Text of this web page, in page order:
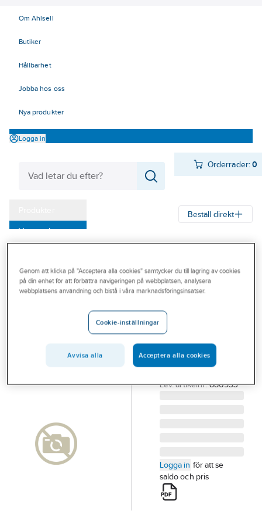
Om Ahlsell
Butiker
Hållbarhet
Jobba hos oss
Nya produkter
Logga in
Orderrader:0
Varumärken
Outlet
Branscher
Beställ direkt
TYROLIT
SKÄRPRULLE
TYROLIT 33x36MM
100 ARO SW01
Lev. artikelnr: 886933
Logga in för att se
saldo och pris
Genom att klicka på "Acceptera alla cookies" samtycker du till lagring av cookies
på din enhet för att förbättra navigeringen på webbplatsen, analysera
webbplatsens användning och bistå i våra marknadsföringsinsatser.
Cookie-inställningar
Avvisa alla Acceptera alla cookies